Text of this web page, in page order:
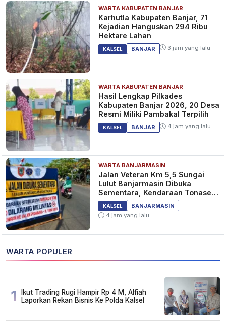
WARTA KABUPATEN BANJAR
Karhutla Kabupaten Banjar, 71
Kejadian Hanguskan 294 Ribu
Hektare Lahan
KALSEL BANJAR 3 jam yang lalu
WARTA KABUPATEN BANJAR
Hasil Lengkap Pilkades
Kabupaten Banjar 2026, 20 Desa
Resmi Miliki Pambakal Terpilih
KALSEL BANJAR 4 jam yang lalu
WARTA BANJARMASIN
Jalan Veteran Km 5,5 Sungai
Lulut Banjarmasin Dibuka
Sementara, Kendaraan Tonase
Besar Dilarang
KALSEL
BANJARMASIN
4 jam yang lalu
WARTA POPULER
1
Ikut Trading Rugi Hampir Rp 4 M, Alfiah
Laporkan Rekan Bisnis Ke Polda Kalsel